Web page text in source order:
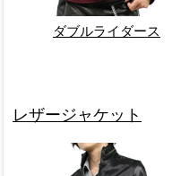
ダブルライダース
レザージャケット